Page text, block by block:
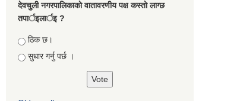
देवचुली नगरपालिकाकाे वातावरणीय पक्ष कस्ताे लाग्छ
तपार्इलार्इ ?
Choices
ठिक छ।
सुधार गर्नु पर्छ ।